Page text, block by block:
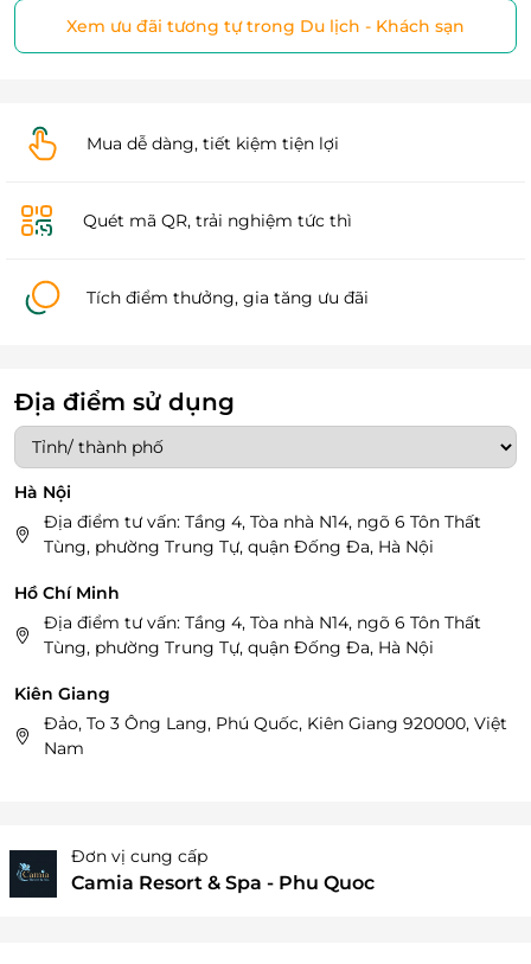
Xem ưu đãi tương tự trong Du lịch - Khách sạn
Mua dễ dàng, tiết kiệm tiện lợi
Quét mã QR, trải nghiệm tức thì
Tích điểm thưởng, gia tăng ưu đãi
Địa điểm sử dụng
Hà Nội
Địa điểm tư vấn: Tầng 4, Tòa nhà N14, ngõ 6 Tôn Thất
Tùng, phường Trung Tự, quận Đống Đa, Hà Nội
Hồ Chí Minh
Địa điểm tư vấn: Tầng 4, Tòa nhà N14, ngõ 6 Tôn Thất
Tùng, phường Trung Tự, quận Đống Đa, Hà Nội
Kiên Giang
Đảo, To 3 Ông Lang, Phú Quốc, Kiên Giang 920000, Việt
Nam
Đơn vị cung cấp
Camia Resort & Spa - Phu Quoc